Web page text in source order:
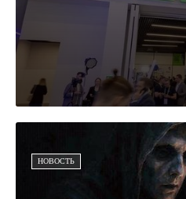
НОВОСТЬ